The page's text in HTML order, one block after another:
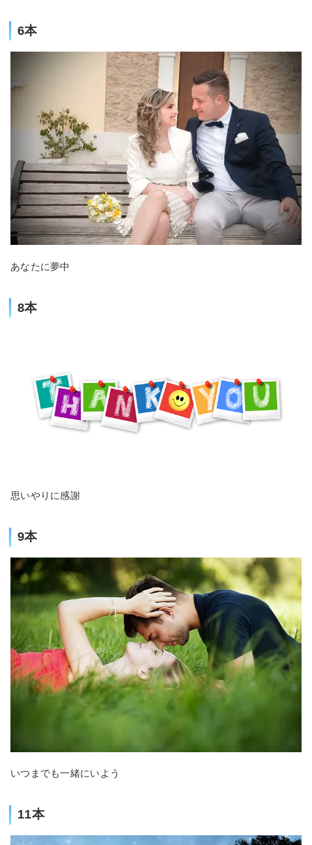
6本
あなたに夢中
8本
思いやりに感謝
9本
いつまでも一緒にいよう
11本